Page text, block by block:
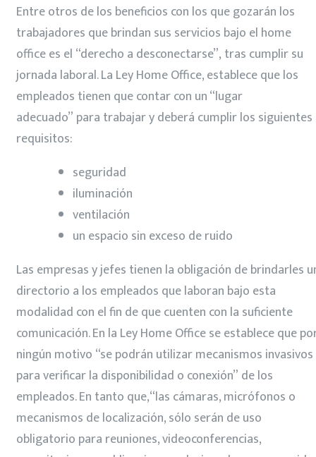
Entre otros de los beneficios con los que gozarán los
trabajadores que brindan sus servicios bajo el home
office es el “derecho a desconectarse”, tras cumplir su
jornada laboral. La Ley Home Office, establece que los
empleados tienen que contar con un “lugar
adecuado” para trabajar y deberá cumplir los siguientes
requisitos:
seguridad
iluminación
ventilación
un espacio sin exceso de ruido
Las empresas y jefes tienen la obligación de brindarles
directorio a los empleados que laboran bajo esta
modalidad con el fin de que cuenten con la suficiente
comunicación. En la Ley Home Office se establece que
ningún motivo “se podrán utilizar mecanismos invasivos
para verificar la disponibilidad o conexión” de los
empleados. En tanto que,“las cámaras, micrófonos o
mecanismos de localización, sólo serán de uso
obligatorio para reuniones, videoconferencias,